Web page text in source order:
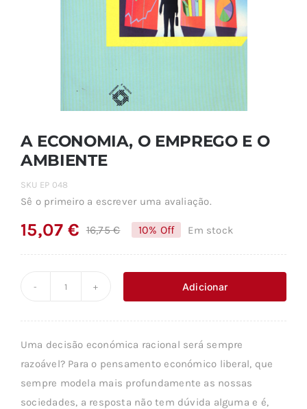
A ECONOMIA, O EMPREGO E O
AMBIENTE
SKU EP 048
Sê o primeiro a escrever uma avaliação.
16,75€O
original
era:
15,07€
O
é:
10% Off Em stock
Adicionar
Uma decisão económica racional será sempre
razoável? Para o pensamento económico liberal, que
sempre modela mais profundamente as nossas
sociedades, a resposta não tem dúvida alguma e é,